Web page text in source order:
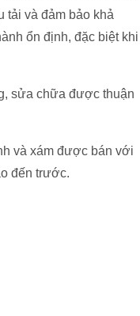
tải và đảm bảo khả
ổn định, đặc biệt khi
sửa chữa được thuận
và xám được bán với
đến trước.